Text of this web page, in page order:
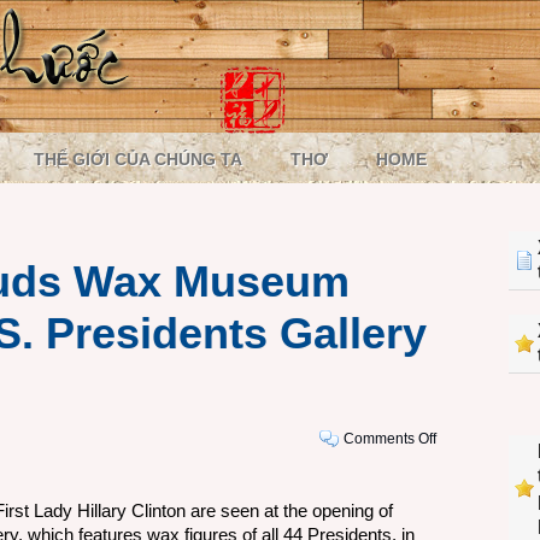
THẾ GIỚI CỦA CHÚNG TA THƠ HOME
Wax Museum
Presidents Gallery
Comments Offon
Lady Hillary Clinton are seen at the opening of
which features wax figures of all 44 Presidents, in